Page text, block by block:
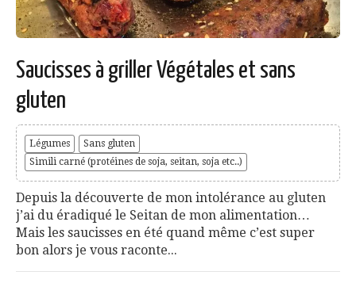
Saucisses à griller Végétales et sans
gluten
Légumes
Sans gluten
Simili carné (protéines de soja, seitan, soja etc..)
Depuis la découverte de mon intolérance au gluten
j’ai du éradiqué le Seitan de mon alimentation…
Mais les saucisses en été quand même c’est super
bon alors je vous raconte...